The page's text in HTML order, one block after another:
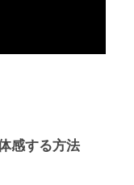
感する方法